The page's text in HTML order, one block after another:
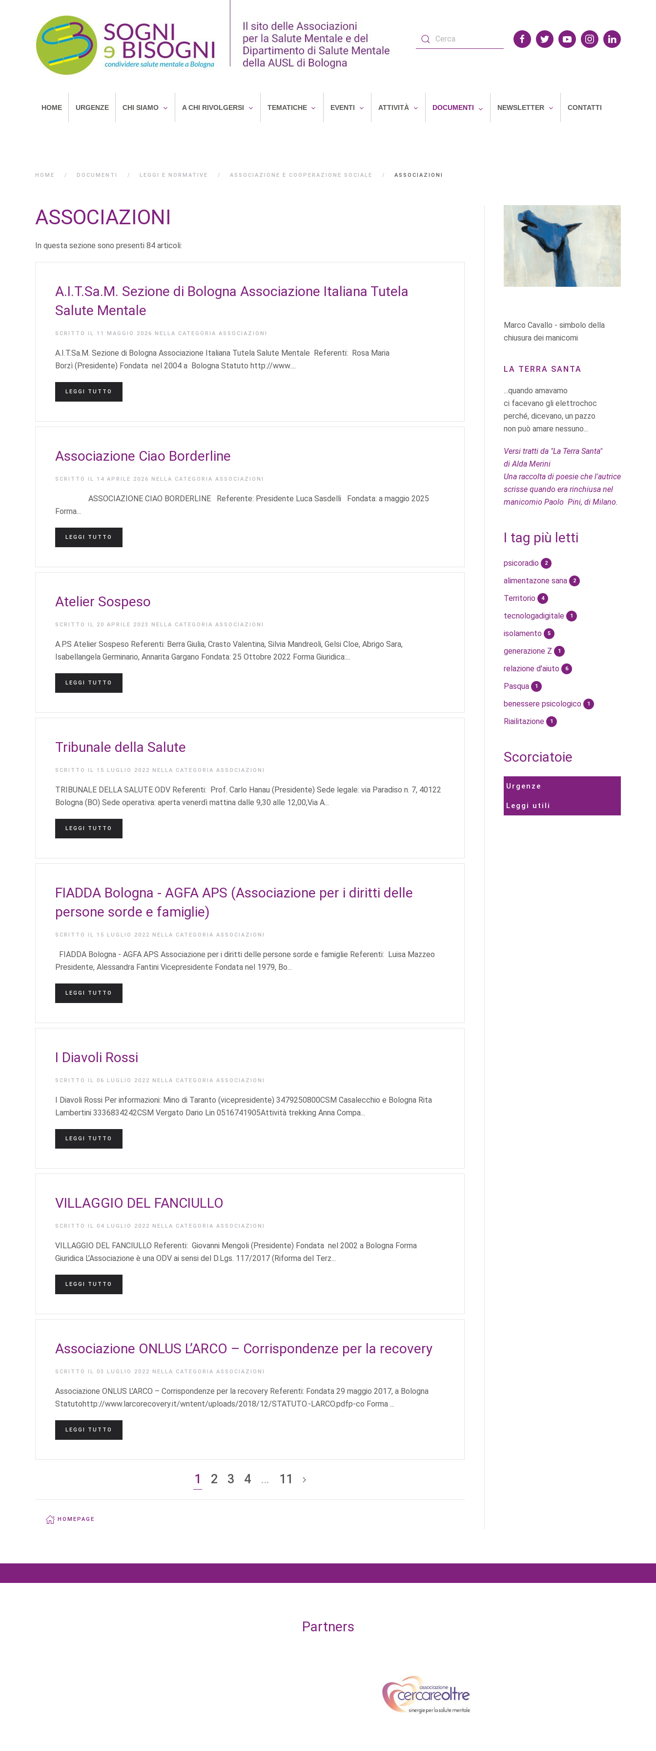
HOME URGENZE CHI SIAMO A CHI RIVOLGERSI TEMATICHE EVENTI ATTIVITÀ DOCUMENTI NEWSLETTER CONTATTI
HOME DOCUMENTI LEGGI E NORMATIVE ASSOCIAZIONE E COOPERAZIONE SOCIALE ASSOCIAZIONI
ASSOCIAZIONI
In questa sezione sono presenti 84 articoli:
A.I.T.Sa.M. Sezione di Bologna Associazione Italiana Tutela
Salute Mentale
SCRITTO IL 11 MAGGIO 2026 NELLA CATEGORIA ASSOCIAZIONI
A.I.T.Sa.M. Sezione di Bologna Associazione Italiana Tutela Salute Mentale Referenti: Rosa Maria
Borzì (Presidente) Fondata nel 2004 a Bologna Statuto http://www....
LEGGI TUTTO
Associazione Ciao Borderline
SCRITTO IL 14 APRILE 2026 NELLA CATEGORIA ASSOCIAZIONI
ASSOCIAZIONE CIAO BORDERLINE Referente: Presidente Luca Sasdelli Fondata: a maggio 2025
Forma...
LEGGI TUTTO
Atelier Sospeso
SCRITTO IL 20 APRILE 2023 NELLA CATEGORIA ASSOCIAZIONI
A.P.S Atelier Sospeso Referenti: Berra Giulia, Crasto Valentina, Silvia Mandreoli, Gelsi Cloe, Abrigo Sara,
Isabellangela Germinario, Annarita Gargano Fondata: 25 Ottobre 2022 Forma Giuridica:...
LEGGI TUTTO
Tribunale della Salute
SCRITTO IL 15 LUGLIO 2022 NELLA CATEGORIA ASSOCIAZIONI
TRIBUNALE DELLA SALUTE ODV Referenti: Prof. Carlo Hanau (Presidente) Sede legale: via Paradiso n. 7, 40122
Bologna (BO) Sede operativa: aperta venerdì mattina dalle 9,30 alle 12,00,Via A...
LEGGI TUTTO
FIADDA Bologna - AGFA APS (Associazione per i diritti delle
persone sorde e famiglie)
SCRITTO IL 15 LUGLIO 2022 NELLA CATEGORIA ASSOCIAZIONI
FIADDA Bologna - AGFA APS Associazione per i diritti delle persone sorde e famiglie Referenti: Luisa Mazzeo
Presidente, Alessandra Fantini Vicepresidente Fondata nel 1979, Bo...
LEGGI TUTTO
I Diavoli Rossi
SCRITTO IL 06 LUGLIO 2022 NELLA CATEGORIA ASSOCIAZIONI
I Diavoli Rossi Per informazioni: Mino di Taranto (vicepresidente) 3479250800CSM Casalecchio e Bologna Rita
Lambertini 3336834242CSM Vergato Dario Lin 0516741905Attività trekking Anna Compa...
LEGGI TUTTO
VILLAGGIO DEL FANCIULLO
SCRITTO IL 04 LUGLIO 2022 NELLA CATEGORIA ASSOCIAZIONI
VILLAGGIO DEL FANCIULLO Referenti: Giovanni Mengoli (Presidente) Fondata nel 2002 a Bologna Forma
Giuridica L’Associazione è una ODV ai sensi del D.Lgs. 117/2017 (Riforma del Terz...
LEGGI TUTTO
Associazione ONLUS L’ARCO – Corrispondenze per la recovery
SCRITTO IL 03 LUGLIO 2022 NELLA CATEGORIA ASSOCIAZIONI
Associazione ONLUS L’ARCO – Corrispondenze per la recovery Referenti: Fondata 29 maggio 2017, a Bologna
Statutohttp://www.larcorecovery.it/wntent/uploads/2018/12/STATUTO.-LARCO.pdfp-co Forma ...
LEGGI TUTTO
1 2 3 4 … 11
HOMEPAGE
Marco Cavallo - simbolo della
chiusura dei manicomi
LA TERRA SANTA
...quando amavamo
ci facevano gli elettrochoc
perché, dicevano, un pazzo
non può amare nessuno...
Versi tratti da "La Terra Santa"
di Alda Merini
Una raccolta di poesie che l'autrice
scrisse quando era rinchiusa nel
manicomio Paolo Pini, di Milano.
I tag più letti
psicoradio 2
alimentazone sana 2
Territorio 4
tecnologadigitale 1
isolamento 5
generazione Z 1
relazione d'aiuto 6
Pasqua 1
benessere psicologico 1
Riailitazione 1
Scorciatoie
Urgenze
Leggi utili
Partners